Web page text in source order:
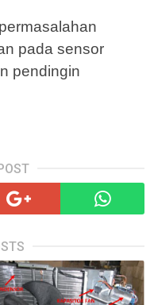
pada sensor
pendingin